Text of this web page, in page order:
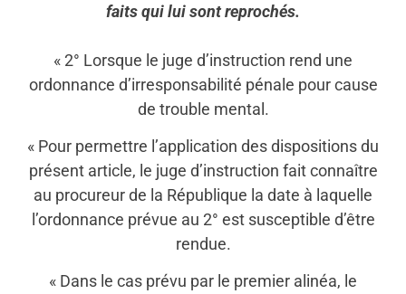
faits qui lui sont reprochés.
« 2° Lorsque le juge d’instruction rend une
ordonnance d’irresponsabilité pénale pour cause
de trouble mental.
« Pour permettre l’application des dispositions du
présent article, le juge d’instruction fait connaître
au procureur de la République la date à laquelle
l’ordonnance prévue au 2° est susceptible d’être
rendue.
« Dans le cas prévu par le premier alinéa, le